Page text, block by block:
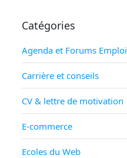
Catégories
Agenda et Forums Emploi
Carrière et conseils
CV & lettre de motivation
E-commerce
Ecoles du Web